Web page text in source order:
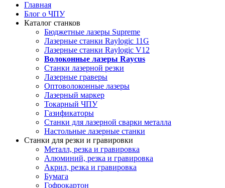
Главная
Блог о ЧПУ
Каталог станков
Бюджетные лазеры Supreme
Лазерные станки Raylogic 11G
Лазерные станки Raylogic V12
Волоконные лазеры Raycus
Станки лазерной резки
Лазерные граверы
Оптоволоконные лазеры
Лазерный маркер
Токарный ЧПУ
Газификаторы
Cтанки для лазерной сварки металла
Настольные лазерные станки
Станки для резки и гравировки
Металл, резка и гравировка
Алюминий, резка и гравировка
Акрил, резка и гравировка
Бумага
Гофрокартон